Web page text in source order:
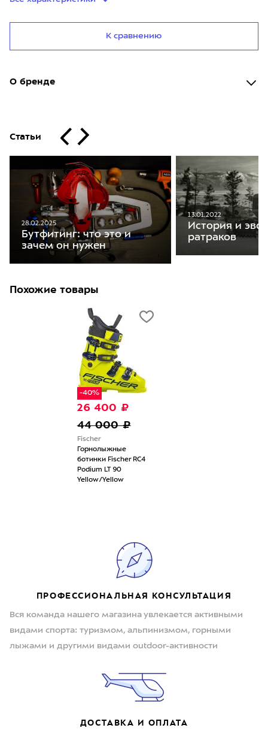
К сравнению
О бренде
Статьи
28.02.2025
Бутфитинг: что это и
зачем он нужен
13.01.2022
История и
ратраков
Похожие товары
-40%
26 400 ₽
44 000 ₽
Fischer
Горнолыжные
ботинки Fischer RC4
Podium LT 90
Yellow/Yellow
ПРОФЕССИОНАЛЬНАЯ КОНСУЛЬТАЦИЯ
Вся команда нашего магазина увлекается активными
видами спорта: туризмом, альпинизмом, горными
лыжами и другими видами outdoor-активности
ДОСТАВКА И ОПЛАТА